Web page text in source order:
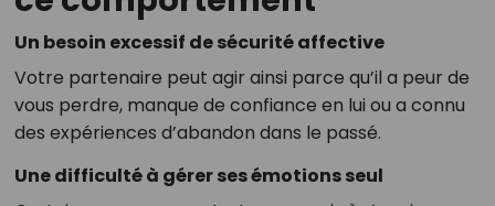
Un besoin excessif de sécurité affective
Votre partenaire peut agir ainsi parce qu’il a peur de
vous perdre, manque de confiance en lui ou a connu
des expériences d’abandon dans le passé.
Une difficulté à gérer ses émotions seul